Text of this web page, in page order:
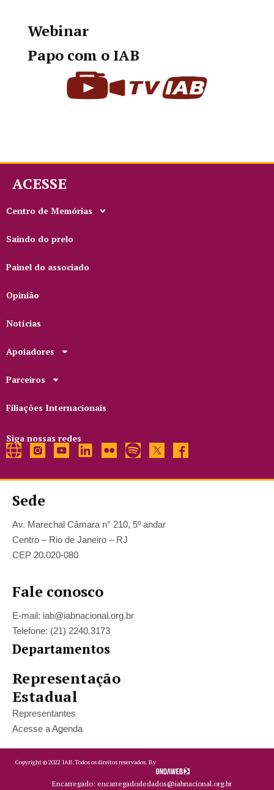
Webinar
Papo com o IAB
ACESSE
Centro de Memórias
Saindo do prelo
Painel do associado
Opinião
Notícias
Apoiadores
Parceiros
Filiações Internacionais
Siga nossas redes
Sede
Av. Marechal Câmara n° 210, 5º andar
Centro – Rio de Janeiro – RJ
CEP 20.020-080
Fale conosco
E-mail: iab@iabnacional.org.br
Telefone: (21) 2240.3173
Departamentos
Representação
Estadual
Representantes
Acesse a Agenda
Copyright ©2022 IAB.Todos os direitos reservados. By
Encarregado: encarregadodedados@iabnacional.org.br